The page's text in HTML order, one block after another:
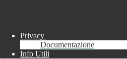
Privacy
Documentazione
Info Utili